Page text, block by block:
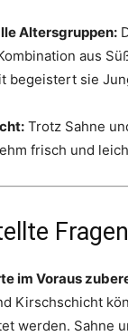
Altersgruppen:
aus
begeistert sie
Trotz Sahne
frisch und
Fragen
im Voraus
Kirschschicht
werden. Sahne